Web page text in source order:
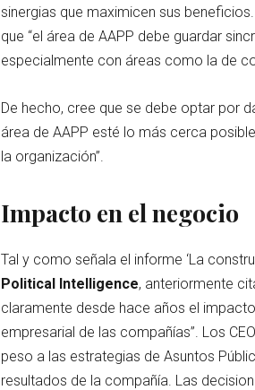
sinergias que maximicen sus beneficios.
que “el área de AAPP debe guardar
especialmente con áreas como la de
De hecho, cree que se debe optar por
área de AAPP esté lo más cerca
la organización”.
Impacto en el negocio
Tal y como señala el informe ‘La
Political Intelligence, anteriormente
claramente desde hace años el
empresarial de las compañías”. Los
peso a las estrategias de Asuntos
resultados de la compañía. Las